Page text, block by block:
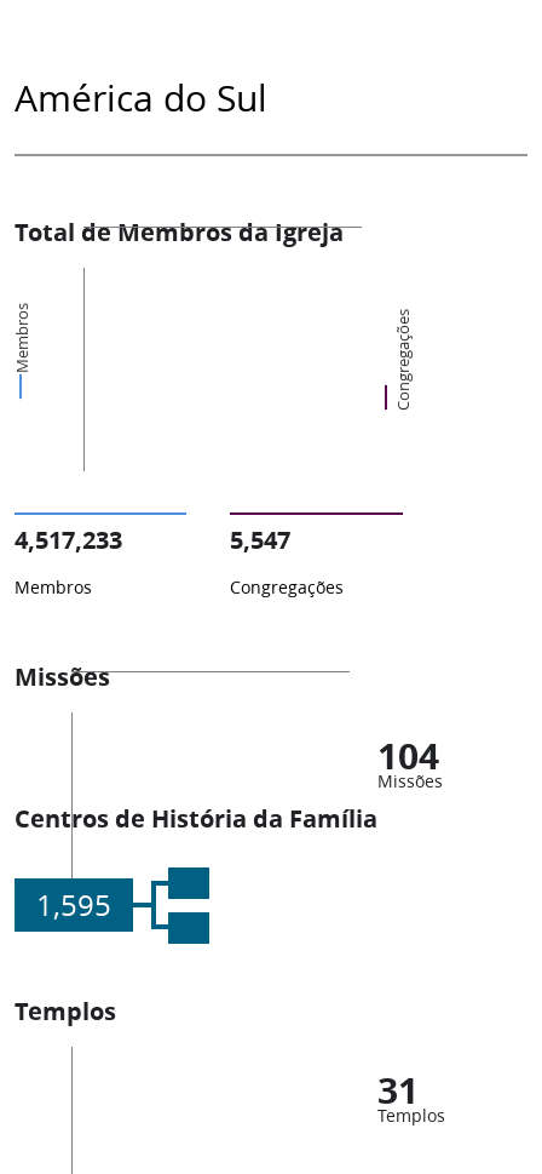
América do Sul
Total de Membros da Igreja
Membros Congregações
4,517,233
Membros
5,547
Congregações
Missões
104
Missões
Centros de História da Família
1,595
Templos
31
Templos